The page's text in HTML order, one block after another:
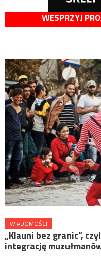
WESPRZYJ
WIADOMOŚCI
„Klauni bez granic”,
integrację